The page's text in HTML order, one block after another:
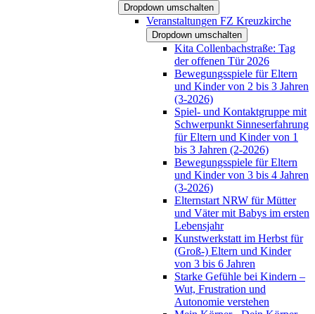
Dropdown umschalten
Veranstaltungen FZ Kreuzkirche
Dropdown umschalten
Kita Collenbachstraße: Tag
der offenen Tür 2026
Bewegungsspiele für Eltern
und Kinder von 2 bis 3 Jahren
(3-2026)
Spiel- und Kontaktgruppe mit
Schwerpunkt Sinneserfahrung
für Eltern und Kinder von 1
bis 3 Jahren (2-2026)
Bewegungsspiele für Eltern
und Kinder von 3 bis 4 Jahren
(3-2026)
Elternstart NRW für Mütter
und Väter mit Babys im ersten
Lebensjahr
Kunstwerkstatt im Herbst für
(Groß-) Eltern und Kinder
von 3 bis 6 Jahren
Starke Gefühle bei Kindern –
Wut, Frustration und
Autonomie verstehen